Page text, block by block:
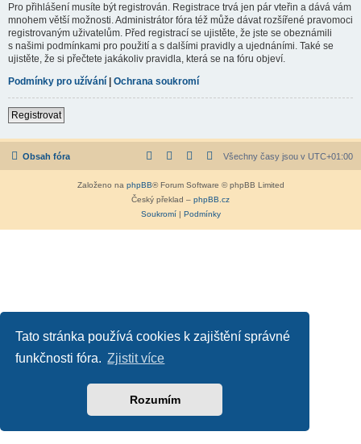
Tato stránka používá cookies k zajištění správné
funkčnosti fóra. Zjistit více
Rozumím
Pro přihlášení musíte být registrován. Registrace trvá jen pár vteřin a dává vám
mnohem větší možnosti. Administrátor fóra též může dávat rozšířené pravomoci
registrovaným uživatelům. Před registrací se ujistěte, že jste se obeznámili
s našimi podmínkami pro použití a s dalšími pravidly a ujednáními. Také se
ujistěte, že si přečtete jakákoliv pravidla, která se na fóru objeví.
Podmínky pro užívání | Ochrana soukromí
Registrovat
Obsah fóra Všechny časy jsou v UTC+01:00
Založeno na phpBB® Forum Software © phpBB Limited
Český překlad – phpBB.cz
Soukromí| Podmínky